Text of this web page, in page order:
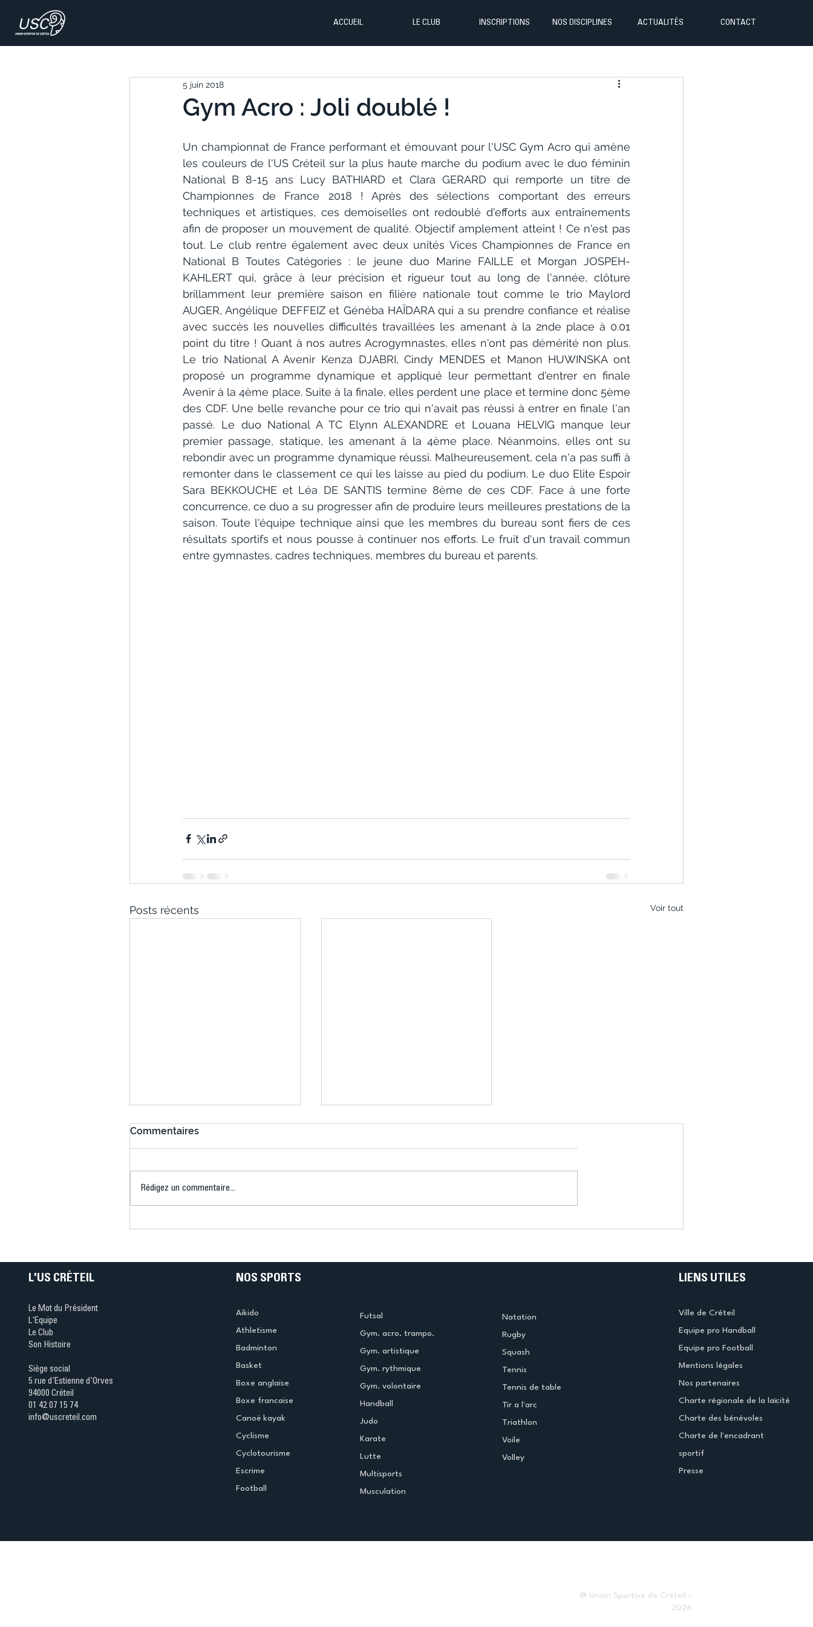
ACCUEIL LE CLUB INSCRIPTIONS NOS DISCIPLINES ACTUALITÉS CONTACT
Gym Acro : Joli doublé !
5 juin 2018
Un championnat de France performant et émouvant pour l'USC Gym Acro qui amène
les couleurs de l'US Créteil sur la plus haute marche du podium avec le duo féminin
National B 8-15 ans Lucy BATHIARD et Clara GERARD qui remporte un titre de
Championnes de France 2018 ! Après des sélections comportant des erreurs
techniques et artistiques, ces demoiselles ont redoublé d'efforts aux entraînements
afin de proposer un mouvement de qualité. Objectif amplement atteint ! Ce n'est pas
tout. Le club rentre également avec deux unités Vices Championnes de France en
National B Toutes Catégories : le jeune duo Marine FAILLE et Morgan JOSPEH-
KAHLERT qui, grâce à leur précision et rigueur tout au long de l'année, clôture
brillamment leur première saison en filière nationale tout comme le trio Maylord
AUGER, Angélique DEFFEIZ et Généba HAÏDARA qui a su prendre confiance et réalise
avec succès les nouvelles difficultés travaillées les amenant à la 2nde place à 0.01
point du titre ! Quant à nos autres Acrogymnastes, elles n'ont pas démérité non plus.
Le trio National A Avenir Kenza DJABRI, Cindy MENDES et Manon HUWINSKA ont
proposé un programme dynamique et appliqué leur permettant d'entrer en finale
Avenir à la 4ème place. Suite à la finale, elles perdent une place et termine donc 5ème
des CDF. Une belle revanche pour ce trio qui n'avait pas réussi à entrer en finale l'an
passé. Le duo National A TC Elynn ALEXANDRE et Louana HELVIG manque leur
premier passage, statique, les amenant à la 4ème place. Néanmoins, elles ont su
rebondir avec un programme dynamique réussi. Malheureusement, cela n'a pas suffi à
remonter dans le classement ce qui les laisse au pied du podium. Le duo Elite Espoir
Sara BEKKOUCHE et Léa DE SANTIS termine 8ème de ces CDF. Face à une forte
concurrence, ce duo a su progresser afin de produire leurs meilleures prestations de la
saison. Toute l'équipe technique ainsi que les membres du bureau sont fiers de ces
résultats sportifs et nous pousse à continuer nos efforts. Le fruit d'un travail commun
entre gymnastes, cadres techniques, membres du bureau et parents.
Posts récents Voir tout
Ping ? Quand le tennis de
termine la saison en
Commentaires
Rédigez un commentaire...
L'US CRÉTEIL
Le Mot du Président
L'Equipe
Le Club
Son Histoire
Siège social
5 rue d'Estienne d'Orves
94000 Créteil
01 42 07 15 74
info@uscreteil.com
NOS SPORTS
Aikido
Athletisme
Badminton
Basket
Boxe anglaise
Boxe francaise
Canoë kayak
Cyclisme
Cyclotourisme
Escrime
Football
Futsal
Gym. acro. trampo.
Gym. artistique
Gym. rythmique
Gym. volontaire
Handball
Judo
Karate
Lutte
Multisports
Musculation
Natation
Rugby
Squash
Tennis
Tennis de table
Tir a l'arc
Triathlon
Voile
Volley
LIENS UTILES
Ville de Créteil
Equipe pro Handball
Equipe pro Football
Mentions légales
Nos partenaires
Charte régionale de la laïcité
Charte des bénévoles
Charte de l'encadrant
sportif
Presse
@ Union Sportive de Créteil -
2026